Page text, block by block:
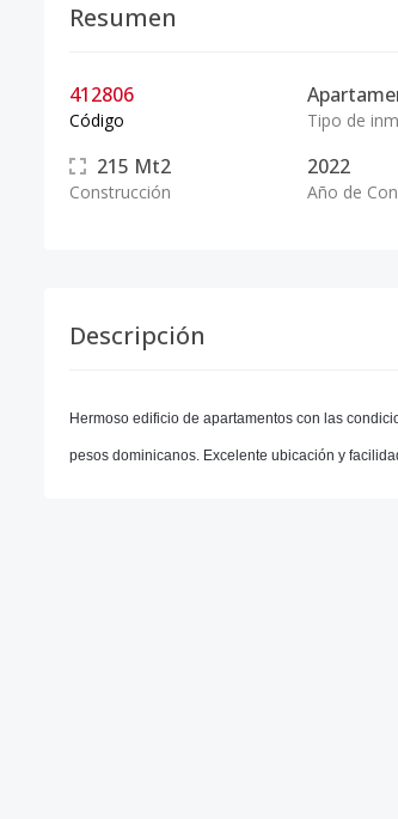
Resumen
412806
Código Tipo de
215 Mt2
Construcción
2022
Año de
Descripción
Hermoso edificio de apartamentos con las
pesos dominicanos. Excelente ubicación y